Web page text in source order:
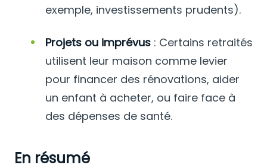
exemple, investissements prudents).
Projets ou imprévus : Certains retraités
utilisent leur maison comme levier
pour financer des rénovations, aider
un enfant à acheter, ou faire face à
des dépenses de santé.
En résumé